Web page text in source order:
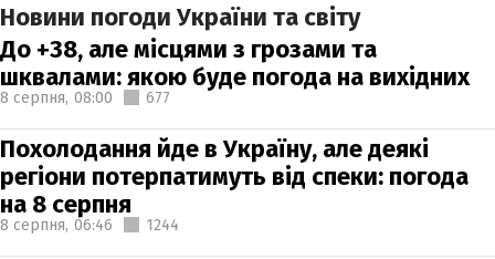
Новини погоди України та світу
До +38, але місцями з грозами та
шквалами: якою буде погода на вихідних
8 серпня, 08:00 677
Похолодання йде в Україну, але деякі
регіони потерпатимуть від спеки: погода
на 8 серпня
8 серпня, 06:46 1244